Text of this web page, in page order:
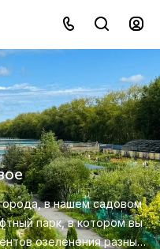
среду с
дизайна,
за растениями.